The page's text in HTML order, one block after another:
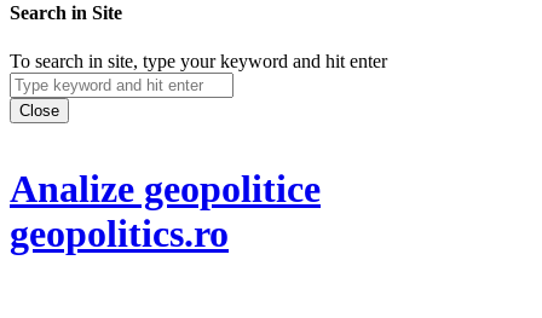
Search in Site
To search in site, type your keyword and hit enter
Close
Analize geopolitice
geopolitics.ro